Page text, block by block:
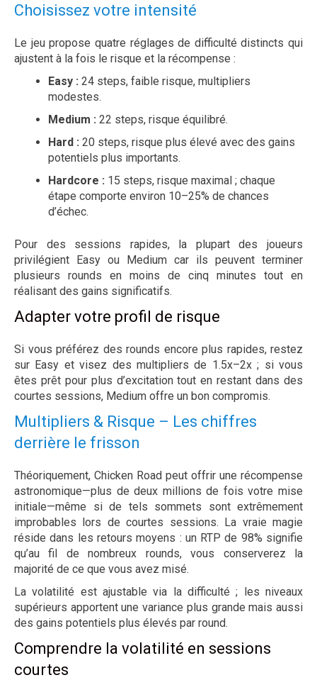
Choisissez votre intensité
Le jeu propose quatre réglages de difficulté distincts qui
ajustent à la fois le risque et la récompense :
Easy : 24 steps, faible risque, multipliers
modestes.
Medium : 22 steps, risque équilibré.
Hard : 20 steps, risque plus élevé avec des gains
potentiels plus importants.
Hardcore : 15 steps, risque maximal ; chaque
étape comporte environ 10–25% de chances
d’échec.
Pour des sessions rapides, la plupart des joueurs
privilégient Easy ou Medium car ils peuvent terminer
plusieurs rounds en moins de cinq minutes tout en
réalisant des gains significatifs.
Adapter votre profil de risque
Si vous préférez des rounds encore plus rapides, restez
sur Easy et visez des multipliers de 1.5x–2x ; si vous
êtes prêt pour plus d’excitation tout en restant dans des
courtes sessions, Medium offre un bon compromis.
Multipliers & Risque – Les chiffres
derrière le frisson
Théoriquement, Chicken Road peut offrir une récompense
astronomique—plus de deux millions de fois votre mise
initiale—même si de tels sommets sont extrêmement
improbables lors de courtes sessions. La vraie magie
réside dans les retours moyens : un RTP de 98% signifie
qu’au fil de nombreux rounds, vous conserverez la
majorité de ce que vous avez misé.
La volatilité est ajustable via la difficulté ; les niveaux
supérieurs apportent une variance plus grande mais aussi
des gains potentiels plus élevés par round.
Comprendre la volatilité en sessions
courtes